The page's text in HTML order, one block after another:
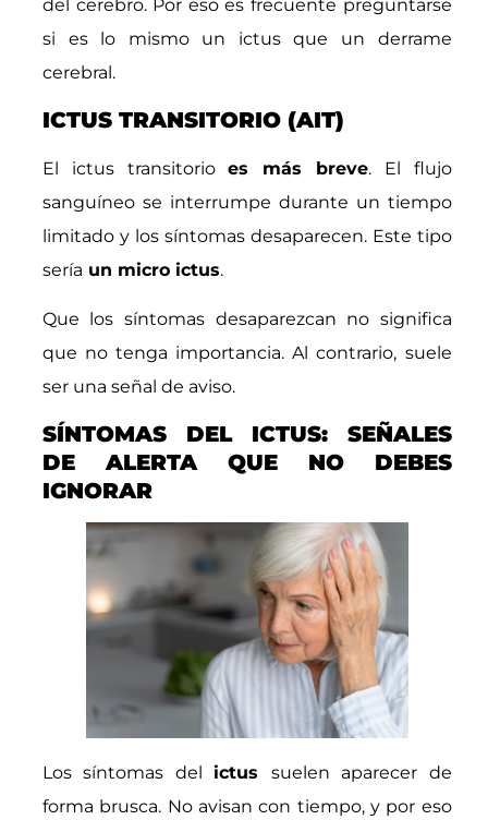
del cerebro. Por eso es frecuente preguntarse
si es lo mismo un ictus que un derrame
cerebral.
ICTUS TRANSITORIO (AIT)
El ictus transitorioes más breve. El flujo
sanguíneo se interrumpe durante un tiempo
limitado y los síntomas desaparecen. Este tipo
sería un micro ictus.
Que los síntomas desaparezcan no significa
que no tenga importancia. Al contrario, suele
ser una señal de aviso.
SÍNTOMAS DEL ICTUS: SEÑALES
DE ALERTA QUE NO DEBES
IGNORAR
Los síntomas delictus suelen aparecer de
forma brusca. No avisan con tiempo, y por eso